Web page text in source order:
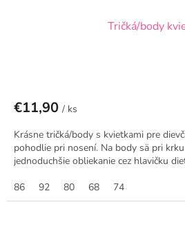
Tričká/body
€11,90 / ks
Krásne tričká/body s kvietkami pre
pohodlie pri nosení. Na body sä pri
jednoduchšie obliekanie cez hlavičku
86
92 80 68 74